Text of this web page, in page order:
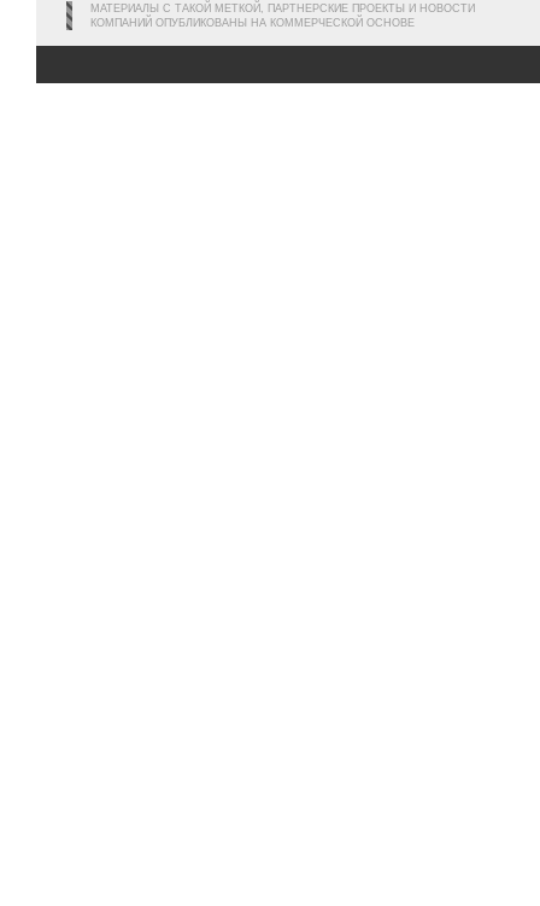
МАТЕРИАЛЫ С ТАКОЙ МЕТКОЙ, ПАРТНЕРСКИЕ ПРОЕКТЫ И НОВОСТИ
КОМПАНИЙ ОПУБЛИКОВАНЫ НА КОММЕРЧЕСКОЙ ОСНОВЕ